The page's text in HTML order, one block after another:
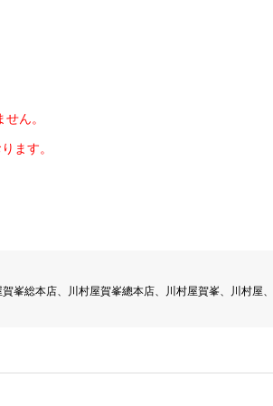
ん。
ます。
峯総本店、川村屋賀峯總本店、川村屋賀峯、川村